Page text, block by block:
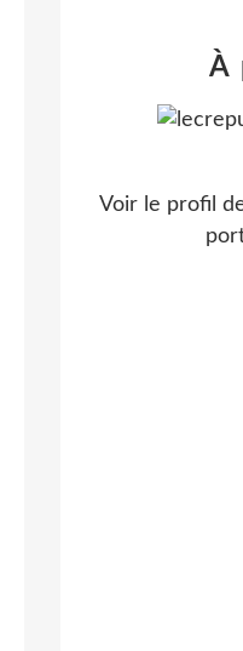
À
Voir le profil